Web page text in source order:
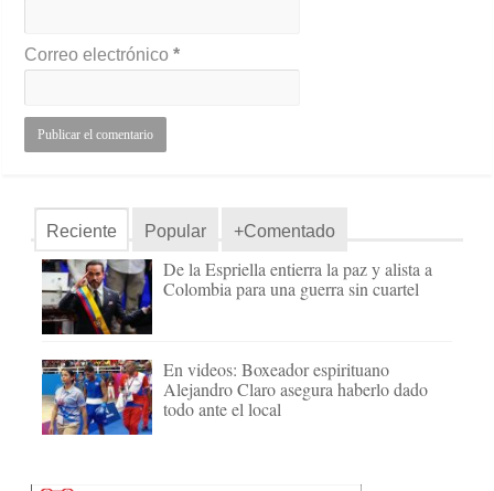
Correo electrónico*
Reciente Popular +Comentado
De la Espriella entierra la paz y alista a
Colombia para una guerra sin cuartel
En videos: Boxeador espirituano
Alejandro Claro asegura haberlo dado
todo ante el local